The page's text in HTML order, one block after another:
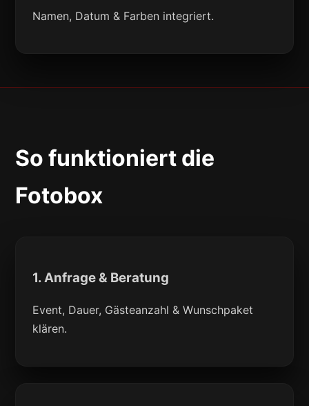
Namen, Datum & Farben integriert.
So funktioniert die
Fotobox
1. Anfrage & Beratung
Event, Dauer, Gästeanzahl & Wunschpaket
klären.